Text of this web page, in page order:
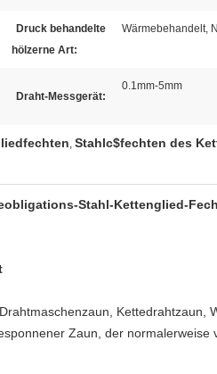
Druck behandelte
hölzerne Art:
Wärmebehandelt,
Draht-Messgerät:
0.1mm-5mm
, Stahlc$fechten des
Stahl-Kettenglied-
Kettedrahtzaun,
Zaun, der normalerweise